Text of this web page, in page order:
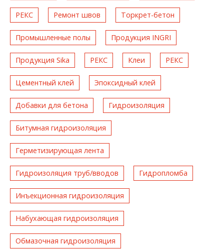
РЕКС Ремонт швов Торкрет-бетон
Промышленные полы Продукция INGRI
Продукция Sika РЕКС Клеи РЕКС
Цементный клей Эпоксидный клей
Добавки для бетона Гидроизоляция
Битумная гидроизоляция
Герметизирующая лента
Гидроизоляция труб/вводов Гидропломба
Инъекционная гидроизоляция
Набухающая гидроизоляция
Обмазочная гидроизоляция